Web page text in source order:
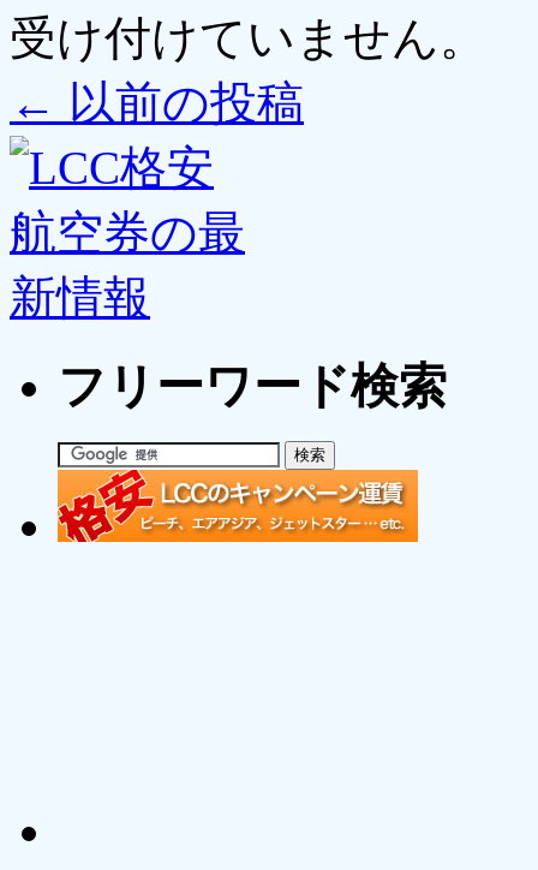
受け付けていません。
← 以前の投稿
フリーワード検索